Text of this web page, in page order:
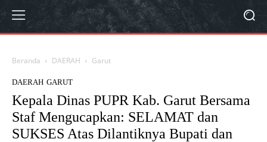
Beranda DAERAH Garut
DAERAH GARUT
Kepala Dinas PUPR Kab. Garut Bersama
Staf Mengucapkan: SELAMAT dan
SUKSES Atas Dilantiknya Bupati dan